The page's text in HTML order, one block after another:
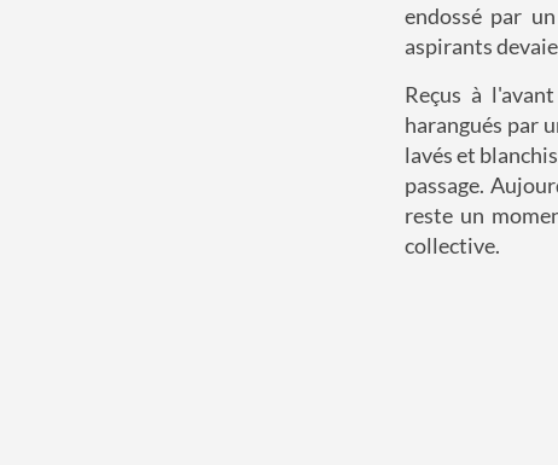
endossé par
aspirants
Reçus à
harangués par
lavés et
passage.
reste un
collective.